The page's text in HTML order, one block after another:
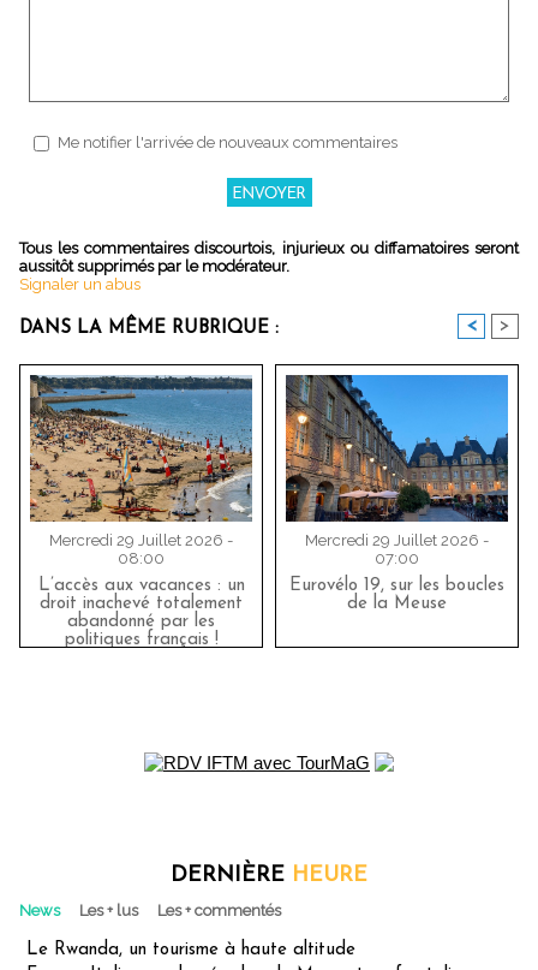
Me notifier l'arrivée de nouveaux commentaires
Tous les commentaires discourtois, injurieux ou diffamatoires seront
aussitôt supprimés par le modérateur.
Signaler un abus
DANS LA MÊME RUBRIQUE : < >
Mercredi 29 Juillet 2026 -
08:00
L’accès aux vacances : un
droit inachevé totalement
abandonné par les
politiques français !
Mercredi 29 Juillet 2026 -
07:00
Eurovélo 19, sur les boucles
de la Meuse
DERNIÈRE HEURE
News Les + lus Les + commentés
Le Rwanda, un tourisme à haute altitude